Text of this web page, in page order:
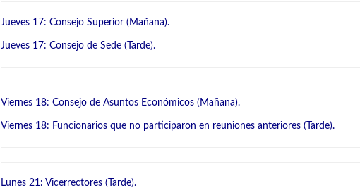
Jueves 17: Consejo Superior (Mañana).
Jueves 17: Consejo de Sede (Tarde).
Viernes 18: Consejo de Asuntos Económicos (Mañana).
Viernes 18: Funcionarios que no participaron en reuniones anteriores (Tarde).
Lunes 21: Vicerrectores (Tarde).